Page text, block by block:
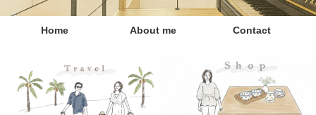
Home About me Contact